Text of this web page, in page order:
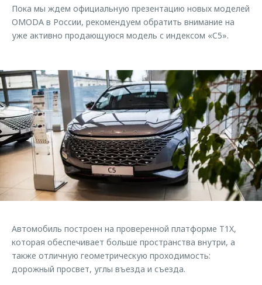
Пока мы ждем официальную презентацию новых моделей
OMODA в России, рекомендуем обратить внимание на
уже активно продающуюся модель с индексом «C5».
Автомобиль построен на проверенной платформе T1X,
которая обеспечивает больше пространства внутри, а
также отличную геометрическую проходимость:
дорожный просвет, углы въезда и съезда.